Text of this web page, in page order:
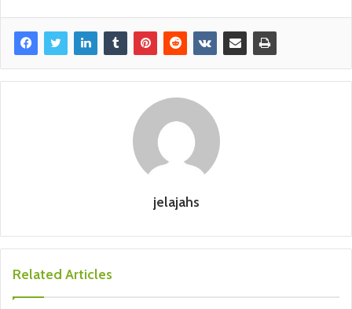
jelajahs
Related Articles